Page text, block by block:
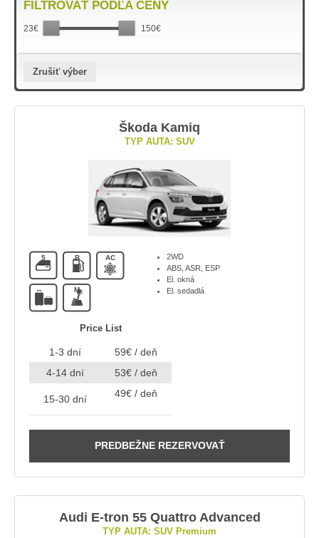
FILTROVAŤ PODĽA CENY
23€ 150€
Zrušiť výber
Škoda Kamiq
TYP AUTA: SUV
5 B AC
M
2WD
ABS, ASR, ESP
El. okná
El. sedadlá
Price List
1-3 dní
59€ / deň
4-14 dní
53€ / deň
15-30 dní 49€ / deň
PREDBEŽNE REZERVOVAŤ
Audi E-tron 55 Quattro Advanced
TYP AUTA: SUV Premium